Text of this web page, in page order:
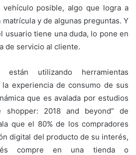
posible, algo que logra a
y de algunas preguntas. Y
usuario tiene una duda, lo pone en
de servicio al cliente.
están utilizando herramientas
experiencia de consumo de sus
que es avalada por estudios
2018 and beyond” de
que el 80% de los compradores
digital del producto de su interés,
compre en una tienda o